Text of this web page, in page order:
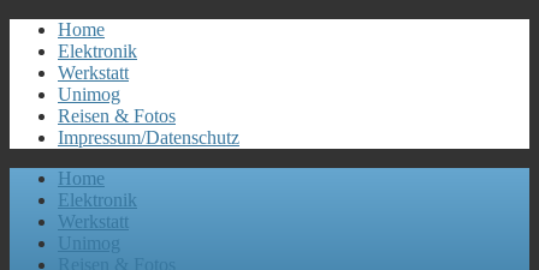
Home
Elektronik
Werkstatt
Unimog
Reisen & Fotos
Impressum/Datenschutz
Home
Elektronik
Werkstatt
Unimog